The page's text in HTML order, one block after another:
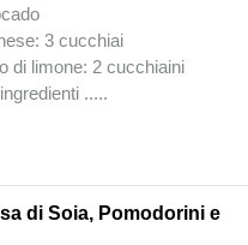
3 cucchiai
di limone: 2 cucchiaini
.....
di Soia, Pomodorini e